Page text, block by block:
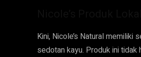
Kini, Nicole’s Natural memiliki
sedotan kayu. Produk ini